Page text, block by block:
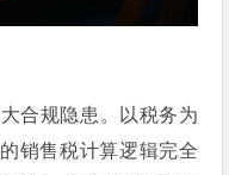
合规隐患。以税务为
销售税计算逻辑完全